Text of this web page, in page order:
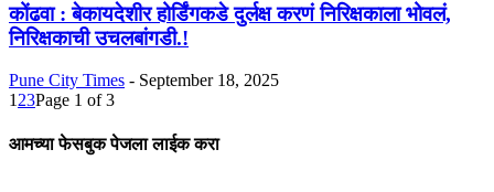
कोंढवा ‌: बेकायदेशीर होर्डिंगकडे दुर्लक्ष करणं निरिक्षकाला भोवलं,
निरिक्षकाची उचलबांगडी.!
Pune City Times - September 18, 2025
1 23Page 1 of 3
आमच्या फेसबुक पेजला लाईक करा